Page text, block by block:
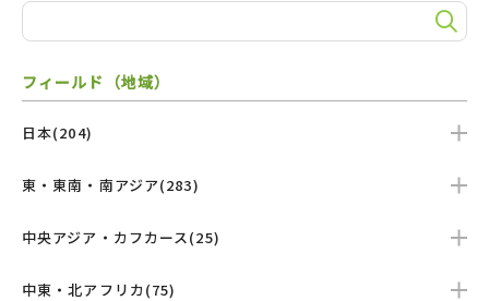
フィールド（地域）
日本(204)
東・東南・南アジア(283)
中央アジア・カフカース(25)
中東・北アフリカ(75)